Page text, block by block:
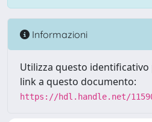
Informazioni
Utilizza questo
link a questo documento:
https://hdl.handle.net/